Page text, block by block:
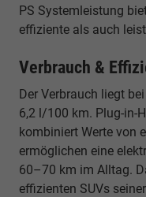
PS Systemleistung
effiziente als auch
Verbrauch &
Der Verbrauch liegt
6,2 l/100 km. Plug-in-
kombiniert Werte von
ermöglichen eine
60–70 km im Alltag.
effizienten SUVs